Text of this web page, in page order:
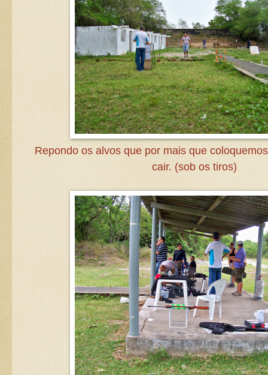
Repondo os alvos que por mais que
cair. (sob os tiros)